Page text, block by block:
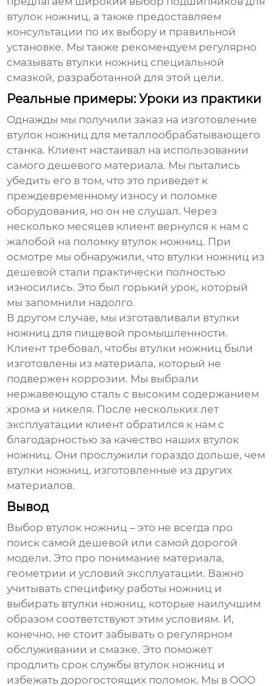
втулок ножниц, а также предоставляем
консультации по их выбору и правильной
установке. Мы также рекомендуем регулярно
смазывать втулки ножниц специальной
смазкой, разработанной для этой цели.
Реальные примеры: Уроки из практики
Однажды мы получили заказ на изготовление
втулок ножниц для металлообрабатывающего
станка. Клиент настаивал на использовании
самого дешевого материала. Мы пытались
убедить его в том, что это приведет к
преждевременному износу и поломке
оборудования, но он не слушал. Через
несколько месяцев клиент вернулся к нам с
жалобой на поломку втулок ножниц. При
осмотре мы обнаружили, что втулки ножниц из
дешевой стали практически полностью
износились. Это был горький урок, который
мы запомнили надолго.
В другом случае, мы изготавливали втулки
ножниц для пищевой промышленности.
Клиент требовал, чтобы втулки ножниц были
изготовлены из материала, который не
подвержен коррозии. Мы выбрали
нержавеющую сталь с высоким содержанием
хрома и никеля. После нескольких лет
эксплуатации клиент обратился к нам с
благодарностью за качество наших втулок
ножниц. Они прослужили гораздо дольше, чем
втулки ножниц, изготовленные из других
материалов.
Вывод
Выбор втулок ножниц – это не всегда про
поиск самой дешевой или самой дорогой
модели. Это про понимание материала,
геометрии и условий эксплуатации. Важно
учитывать специфику работы ножниц и
выбирать втулки ножниц, которые наилучшим
образом соответствуют этим условиям. И,
конечно, не стоит забывать о регулярном
обслуживании и смазке. Это поможет
продлить срок службы втулок ножниц и
избежать дорогостоящих поломок. Мы в ООО